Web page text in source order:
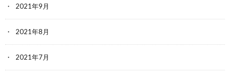
2021年9月
2021年8月
2021年7月